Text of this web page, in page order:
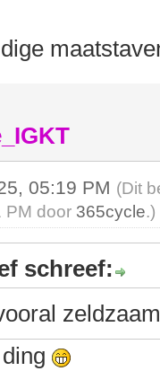
05:19 PM (Dit
PM door 365cycle.)
schreef:
ding